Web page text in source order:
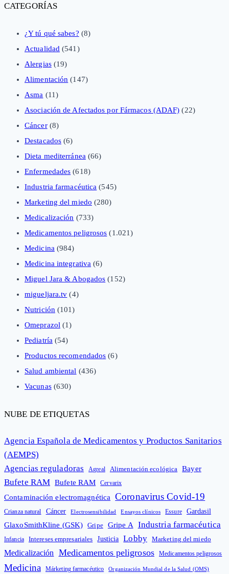
CATEGORÍAS
¿Y tú qué sabes? (8)
Actualidad (541)
Alergias(19)
Alimentación (147)
Asma (11)
Asociación de Afectados por Fármacos (ADAF) (22)
Cáncer(8)
Destacados (6)
Dieta mediterránea (66)
Enfermedades (618)
Industria farmacéutica (545)
Marketing del miedo (280)
Medicalización (733)
Medicamentos peligrosos (1.021)
Medicina (984)
Medicina integrativa (6)
Miguel Jara & Abogados (152)
migueljara.tv (4)
Nutrición (101)
Omeprazol (1)
Pediatría (54)
Productos recomendados (6)
Salud ambiental (436)
Vacunas(630)
NUBE DE ETIQUETAS
Agencia Española de Medicamentos y Productos Sanitarios
(AEMPS)
Agencias reguladoras
Agreal Alimentación ecológica Bayer
Bufete RAM Bufete RAM Cervarix
Contaminación electromagnética Coronavirus Covid-19
Crianza natural Cáncer Electrosensibilidad Ensayos clínicos Essure Gardasil
GlaxoSmithKline (GSK) Gripe Gripe A Industria farmacéutica
Infancia Intereses empresariales Justicia Lobby Marketing del miedo
Medicalización Medicamentos peligrosos Medicamentos peligrosos
Medicina Márketing farmacéutico Organización Mundial de la Salud (OMS)